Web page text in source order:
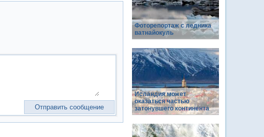
Фоторепортаж с ледника
ватнайокуль
Исландия может
оказаться частью
затонувшего континента